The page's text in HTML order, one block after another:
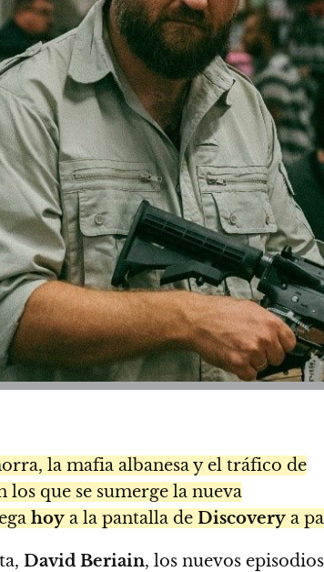
la mafia albanesa y el tráfico de
los que se sumerge la nueva
hoy a la pantalla de Discovery a
David Beriain, los nuevos